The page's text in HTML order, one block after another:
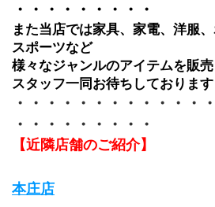
・・・・・・・・・
また当店では家具、家電、洋服、
スポーツなど
様々なジャンルのアイテムを販売
スタッフ一同お待ちしております
・・・・・・・・・・・・
・・・・・・・・・
【近隣店舗のご紹介】
本庄店